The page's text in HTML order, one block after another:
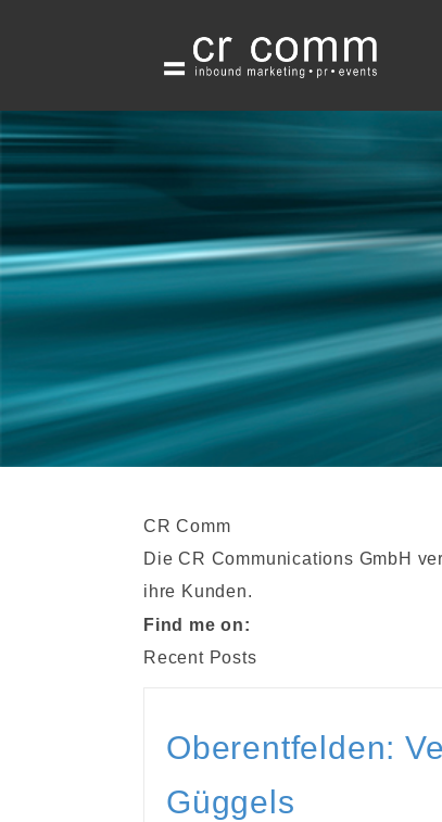
CR Comm
Die CR Communications GmbH
ihre Kunden.
Find me on:
Recent Posts
Oberentfelden:
Güggels